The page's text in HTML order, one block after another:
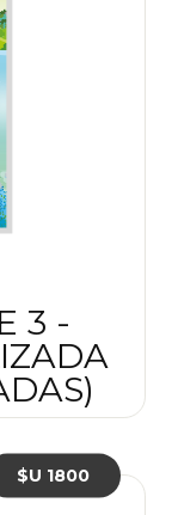
3 -
$U 1800